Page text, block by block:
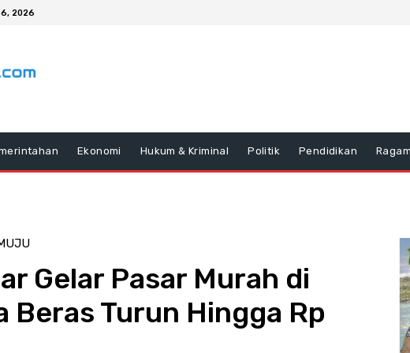
2026
Ekonomi Hukum & Kriminal Politik Pendidikan
Gelar Pasar Murah di
Beras Turun Hingga Rp